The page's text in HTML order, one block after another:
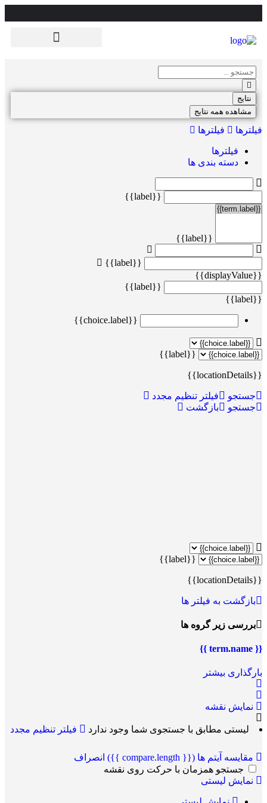
نتایج
مشاهده همه نتایج
فیلترها فیلترها
فیلترها
دسته بندی ها
{{label}}
{{label}}
{{label}}
{{displayValue}}
{{label}}
{{label}}
{{choice.label}}
{{label}}
{{locationDetails}}
جستجو
فیلتر تنظیم مجدد
جستجو
بازگشت
{{label}}
{{locationDetails}}
بازگشت به فیلتر ها
بررسی زیر گروه ها
{{ term.name }}
بارگذاری بیشتر
نمایش نقشه
لیستی مطابق با جستجوی شما وجود ندارد فیلتر تنظیم مجدد
مقایسه آیتم ها ({{ compare.length }})
انصراف
جستجو همزمان با حرکت روی نقشه
نمایش لیستی